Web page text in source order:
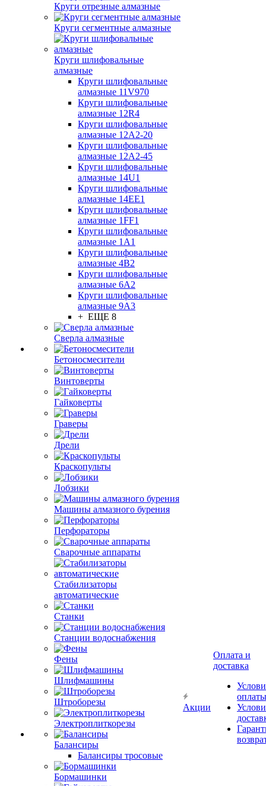
Круги отрезные алмазные
Круги сегментные алмазные
Круги шлифовальные
алмазные
Круги шлифовальные
алмазные 11V970
Круги шлифовальные
алмазные 12R4
Круги шлифовальные
алмазные 12А2-20
Круги шлифовальные
алмазные 12А2-45
Круги шлифовальные
алмазные 14U1
Круги шлифовальные
алмазные 14ЕЕ1
Круги шлифовальные
алмазные 1FF1
Круги шлифовальные
алмазные 1А1
Круги шлифовальные
алмазные 4В2
Круги шлифовальные
алмазные 6A2
Круги шлифовальные
алмазные 9А3
+ ЕЩЕ 8
Сверла алмазные
Бетоносмесители
Винтоверты
Гайковерты
Граверы
Дрели
Краскопульты
Лобзики
Машины алмазного бурения
Перфораторы
Сварочные аппараты
Стабилизаторы
автоматические
Станки
Станции водоснабжения
Фены
Шлифмашины
Штроборезы
Электроплиткорезы
Балансиры
Балансиры тросовые
Бормашинки
Акции
Оплата и
доставка
оплаты